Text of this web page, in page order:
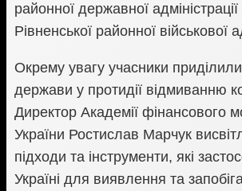
районної державної
Рівненської районної військової
Окрему увагу учасники приділили
держави у протидії відмиванню
Директор Академії фінансового
України Ростислав Марчук
підходи та інструменти, які
Україні для виявлення та